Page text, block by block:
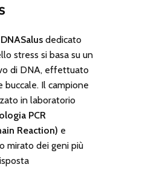
dedicato
stress si basa su un
di DNA, effettuato
buccale. Il campione
in laboratorio
PCR
Reaction) e
mirato dei geni più